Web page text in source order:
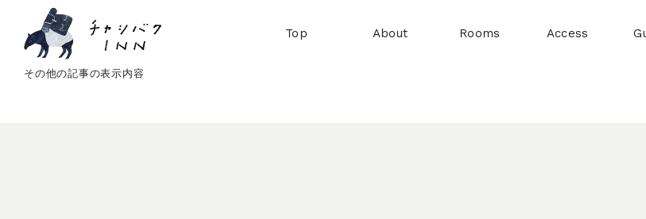
Top About Rooms Access
その他の記事の表示内容